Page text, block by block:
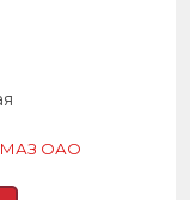
МАЗ ОАО